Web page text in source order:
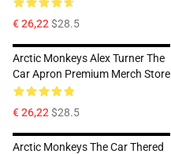
€ 26,22$28.5
Arctic Monkeys Alex Turner The
Car Apron Premium Merch Store
€ 26,22$28.5
Arctic Monkeys The Car Thered